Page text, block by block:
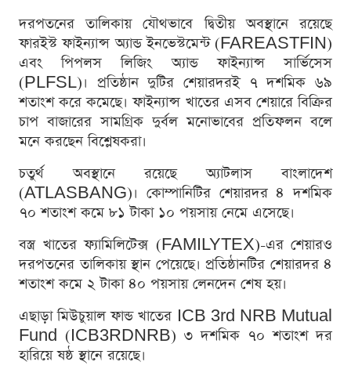
দরপতনের তালিকায় যৌথভাবে দ্বিতীয় অবস্থানে রয়েছে
ফারইস্ট ফাইন্যান্স অ্যান্ড ইনভেস্টমেন্ট (FAREASTFIN)
এবং পিপলস লিজিং অ্যান্ড ফাইন্যান্স সার্ভিসেস
(PLFSL)। প্রতিষ্ঠান দুটির শেয়ারদরই ৭ দশমিক ৬৯
শতাংশ করে কমেছে। ফাইন্যান্স খাতের এসব শেয়ারে বিক্রির
চাপ বাজারের সামগ্রিক দুর্বল মনোভাবের প্রতিফলন বলে
মনে করছেন বিশ্লেষকরা।
চতুর্থ অবস্থানে রয়েছে অ্যাটলাস বাংলাদেশ
(ATLASBANG)। কোম্পানিটির শেয়ারদর ৪ দশমিক
৭০ শতাংশ কমে ৮১ টাকা ১০ পয়সায় নেমে এসেছে।
বস্ত্র খাতের ফ্যামিলিটেক্স (FAMILYTEX)-এর শেয়ারও
দরপতনের তালিকায় স্থান পেয়েছে। প্রতিষ্ঠানটির শেয়ারদর ৪
শতাংশ কমে ২ টাকা ৪০ পয়সায় লেনদেন শেষ হয়।
এছাড়া মিউচুয়াল ফান্ড খাতের ICB 3rd NRB Mutual
Fund (ICB3RDNRB) ৩ দশমিক ৭০ শতাংশ দর
হারিয়ে ষষ্ঠ স্থানে রয়েছে।